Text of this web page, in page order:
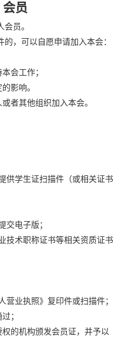
员
员。
，可以自愿申请加入本会：
会工作；
影响。
者其他组织加入本会。
供学生证扫描件（或相关证书
交电子版；
技术职称证书等相关资质证书
营业执照》复印件或扫描件；
；
权的机构颁发会员证，并予以